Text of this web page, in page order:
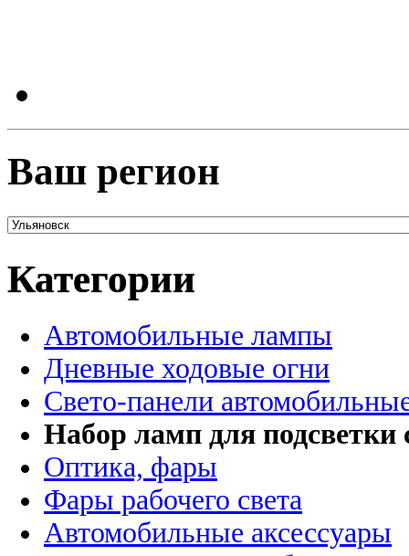
Ваш регион
Категории
Автомобильные лампы
Дневные ходовые огни
Свето-панели
Набор ламп для подсветки
Оптика, фары
Фары рабочего света
Автомобильные аксессуары